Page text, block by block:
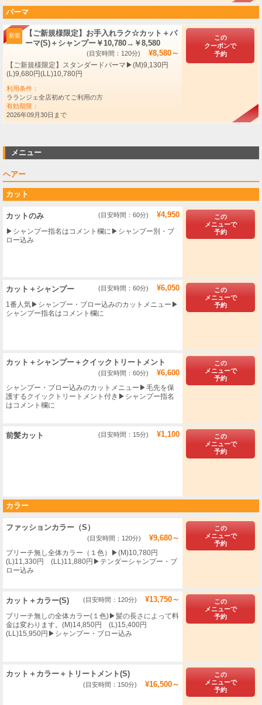
パーマ
新規
【ご新規様限定】お手入れラク☆カット＋パ
ーマ(S)＋シャンプー￥10,780→￥8,580
(目安時間：120分) ¥8,580～
​【ご新規様限定】スタンダードパーマ▶(M)9,130円
(L)9,680円(LL)10,780円
利用条件：
ラランジェ全店初めてご利用の方
有効期限：
2026年09月30日まで
この
クーポンで
予約
メニュー
ヘアー
カット
カットのみ (目安時間：60分) ¥4,950
▶︎シャンプー指名はコメント欄に▶シャンプー別・ブ
ロー込み
この
メニューで
予約
カット＋シャンプー (目安時間：60分) ¥6,050
1番人気▶​シャンプー・ブロー込みのカットメニュー▶
シャンプー指名はコメント欄に
この
メニューで
予約
カット＋シャンプー＋クイックトリートメント
(目安時間：60分) ¥6,600
シャンプー・ブロー込みのカットメニュー▶毛先を保
護するクイックトリートメント付き▶シャンプー指名
はコメント欄に
この
メニューで
予約
前髪カット (目安時間：15分) ¥1,100
この
メニューで
予約
カラー
ファッションカラー（S）
(目安時間：120分) ¥9,680～
ブリーチ無し全体カラー（１色）▶︎(M)10,780円
(L)11,330円 (LL)11,880円▶テンダーシャンプー・ブ
ロー込み
この
メニューで
予約
カット＋カラー(S) (目安時間：120分) ¥13,750～
ブリーチ無しの全体カラー(１色)▶︎髪の長さによって料
金は変わります。(M)14,850円 (L)15,400円
(LL)15,950円▶シャンプー・ブロー込み
この
メニューで
予約
カット＋カラー＋トリートメント(S)
(目安時間：150分) ¥16,500～
この
メニューで
予約